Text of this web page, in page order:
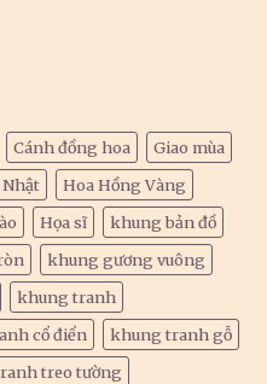
Cánh đồng hoa
Giao mùa
Nhật
Hoa Hồng Vàng
Họa sĩ
khung bản đồ
khung gương vuông
khung tranh
cổ điển
khung tranh gỗ
treo tường